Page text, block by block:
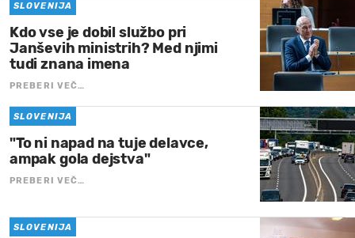
SLOVENIJA
Kdo vse je dobil službo pri
Janševih ministrih? Med njimi
tudi znana imena
PREBERI VEČ…
SLOVENIJA
"To ni napad na tuje delavce,
ampak gola dejstva"
PREBERI VEČ…
SLOVENIJA